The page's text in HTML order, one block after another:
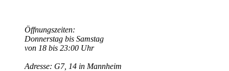
Öffnungszeiten:
Donnerstag bis Samstag
von 18 bis 23:00 Uhr
Adresse: G7, 14 in Mannheim